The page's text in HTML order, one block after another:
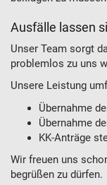
Ausfälle lassen
Unser Team sorgt
problemlos zu uns
Unsere Leistung
Übernahme
Übernahme
KK-Anträge
Wir freuen uns
begrüßen zu dürfen.